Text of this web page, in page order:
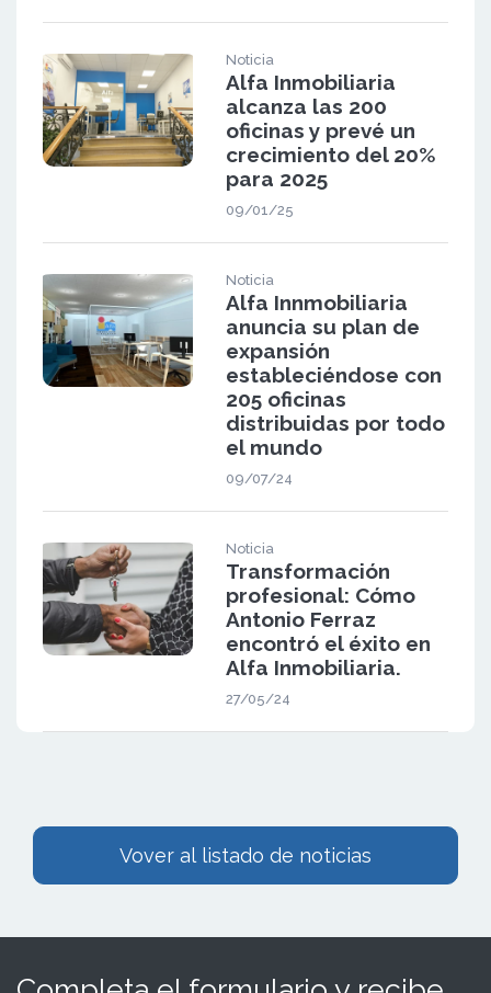
Noticia
Alfa Inmobiliaria
alcanza las 200
oficinas y prevé un
crecimiento del 20%
para 2025
09/01/25
Noticia
Alfa Innmobiliaria
anuncia su plan de
expansión
estableciéndose con
205 oficinas
distribuidas por todo
el mundo
09/07/24
Noticia
Transformación
profesional: Cómo
Antonio Ferraz
encontró el éxito en
Alfa Inmobiliaria.
27/05/24
Vover al listado de noticias